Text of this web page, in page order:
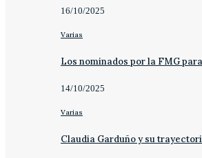
16/10/2025
Varias
Los nominados por la FMG
14/10/2025
Varias
Claudia Garduño y su